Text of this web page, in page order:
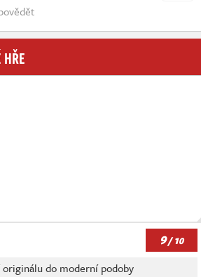
9/ 10
do moderní podoby